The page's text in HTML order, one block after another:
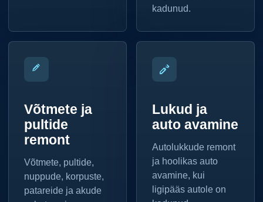
kadunud.
Võtmete ja
pultide
remont
Võtmete, pultide,
nuppude, korpuste,
patareide ja akude
Lukud ja
auto avamine
Autolukkude remont
ja hoolikas auto
avamine, kui
ligipääs autole on